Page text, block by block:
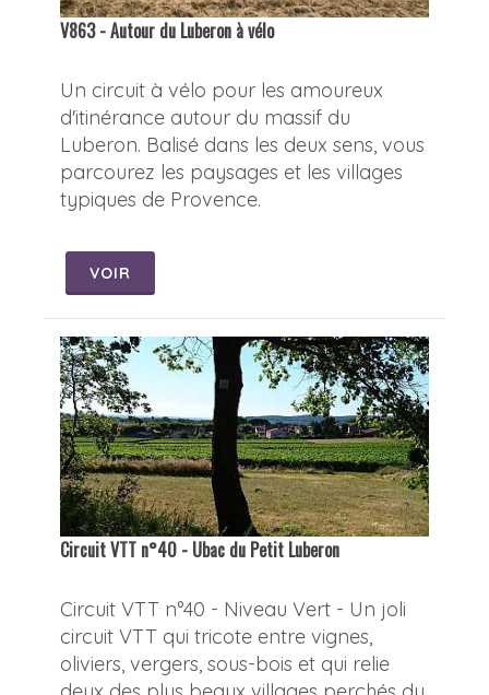
V863 - Autour du Luberon à vélo
Un circuit à vélo pour les amoureux
d'itinérance autour du massif du
Luberon. Balisé dans les deux sens, vous
parcourez les paysages et les villages
typiques de Provence.
VOIR
Circuit VTT n°40 - Ubac du Petit Luberon
Circuit VTT n°40 - Niveau Vert - Un joli
circuit VTT qui tricote entre vignes,
oliviers, vergers, sous-bois et qui relie